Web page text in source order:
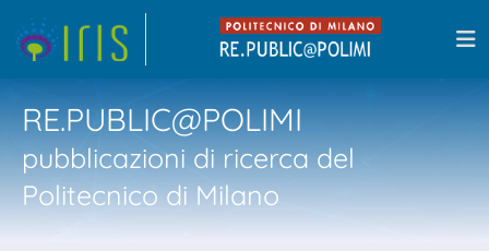
RE.PUBLIC@POLIMI
pubblicazioni di ricerca del
Politecnico di Milano